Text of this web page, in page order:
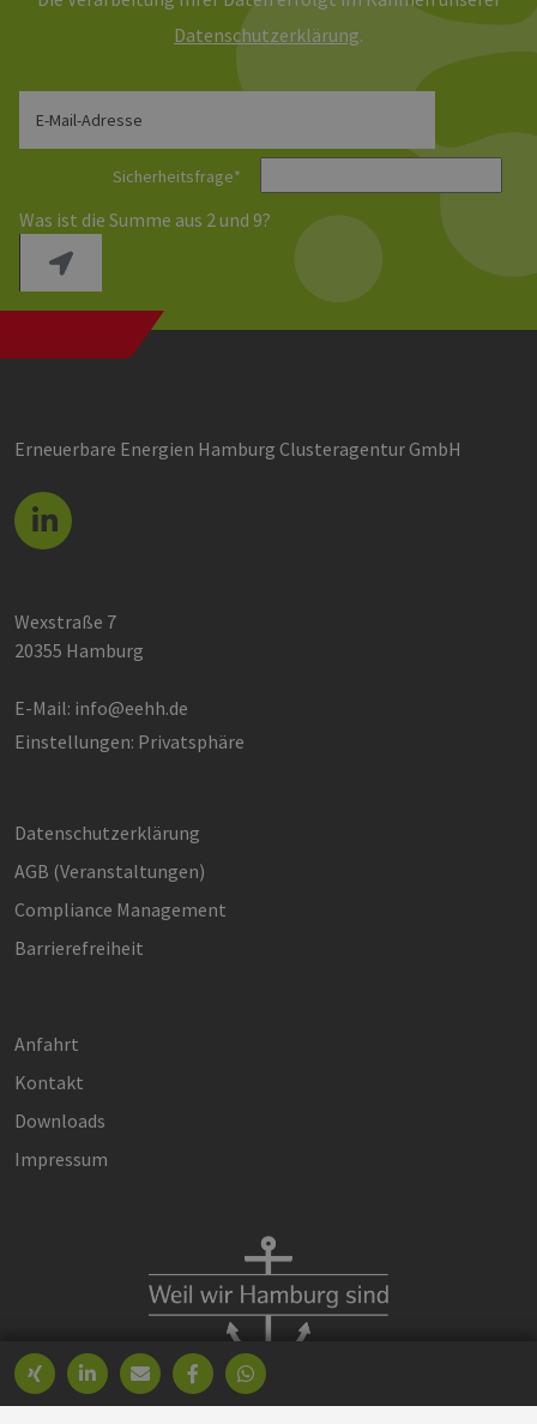
Daten­schutz­erklärung.
E-Mail-Adresse
Sicherheitsfrage*
Was ist die Summe aus 2 und 9?
Erneuerbare Energien Hamburg Clusteragentur GmbH
Wexstraße 7
20355 Hamburg
E-Mail: info@eehh.de
Einstellungen: Privatsphäre
Datenschutzerklärung
AGB (Ver­an­stal­tun­gen)
Compliance Management
Barrierefreiheit
Anfahrt
Kontakt
Downloads
Impressum